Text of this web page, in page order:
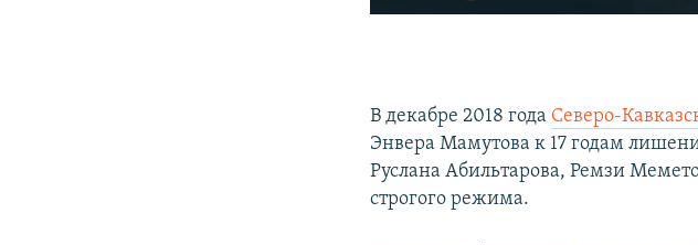
В декабре 2018 года Северо-
Энвера Мамутова к 17 годам
Руслана Абильтарова, Ремзи
строгого режима.